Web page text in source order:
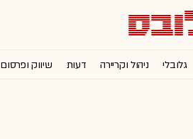
גלובלי ניהול וקריירה דעות שיווק ופרסום